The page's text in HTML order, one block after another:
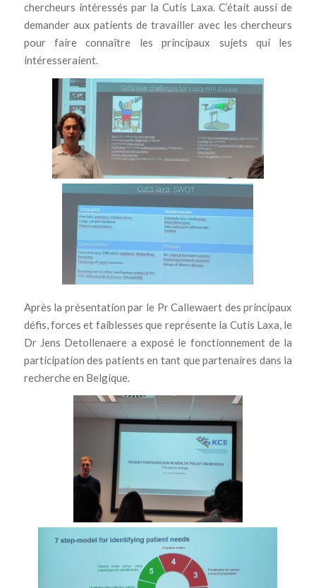
chercheurs intéressés par la Cutis Laxa. C’était aussi de
demander aux patients de travailler avec les chercheurs
pour faire connaître les principaux sujets qui les
intéresseraient.
Après la présentation par le Pr Callewaert des principaux
défis, forces et faiblesses que représente la Cutis Laxa, le
Dr Jens Detollenaere a exposé le fonctionnement de la
participation des patients en tant que partenaires dans la
recherche en Belgique.